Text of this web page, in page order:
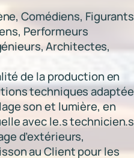
Comédiens, Figurants
Performeurs
Architectes,
de la production en
techniques
son et lumière, en
avec le.s technicien.s
d’extérieurs,
au Client pour les